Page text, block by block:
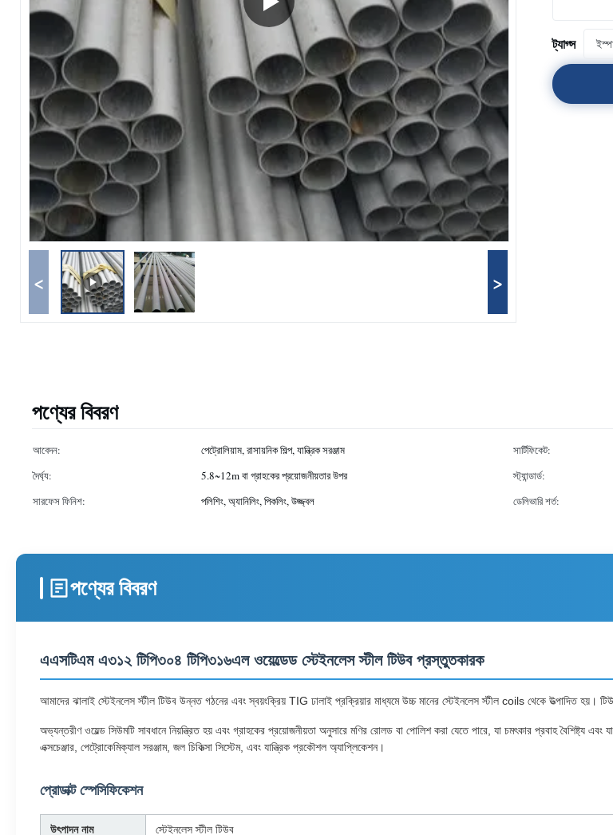
< >
ট্যাগ্স
পণ্যের বিবরণ
আবেদন: পেট্রোলিয়াম, রাসায়নিক শিল্প, যান্ত্রিক সরঞ্জাম সার্টিফিকেট:
দৈর্ঘ্য:
5.8~12m বা গ্রাহকের প্রয়োজনীয়তার উপর স্ট্যান্ডার্ড:
সারফেস ফিনিশ:
পলিশিং, অ্যানিলিং, পিকলিং, উজ্জ্বল ডেলিভারি শর্ত:
পণ্যের বিবরণ
এএসটিএম এ৩১২ টিপি৩০৪ টিপি৩১৬এল ওয়েল্ডেড স্টেইনলেস স্টীল টিউব প্রস্তুতকারক
আমাদের ঝালাই স্টেইনলেস স্টীল টিউব উন্নত গঠনের এবং স্বয়ংক্রিয় TIG ঢালাই প্রক্রিয়ার মাধ্যমে উচ্চ মানের স্টেইনলেস স্টীল coils থেকে উত্পাদিত হয়।
অভ্যন্তরীণ ওয়েল্ড সিউমটি সাবধানে নিয়ন্ত্রিত হয় এবং গ্রাহকের প্রয়োজনীয়তা অনুসারে মণির রোলড বা পোলিশ করা যেতে পারে, যা চমৎকার প্রবাহ বৈশিষ্ট্য এবং
এক্সচেঞ্জার, পেট্রোকেমিক্যাল সরঞ্জাম, জল চিকিত্সা সিস্টেম, এবং যান্ত্রিক প্রকৌশল অ্যাপ্লিকেশন।
প্রোডাক্ট স্পেসিফিকেশন
উৎপাদন নাম স্টেইনলেস স্টীল টিউব